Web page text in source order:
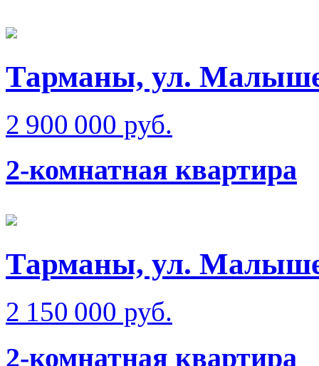
Тарманы, ул.
2 900 000 руб.
2-комнатная квартира
Тарманы, ул.
2 150 000 руб.
2-комнатная квартира